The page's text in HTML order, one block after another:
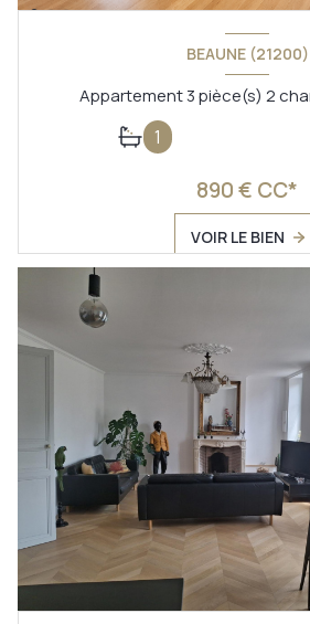
BEAUNE (21200)
1
890 € CC*
VOIR LE BIEN